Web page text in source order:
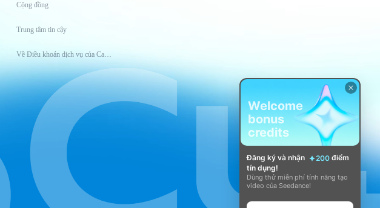
Cộng đồng
Trung tâm tin cậy
Về Điều khoản dịch vụ của CapCut
Welcome
bonus
credits
Đăng ký và nhận 200 điểm
tín dụng!
Dùng thử miễn phí tính năng tạo
video của Seedance!